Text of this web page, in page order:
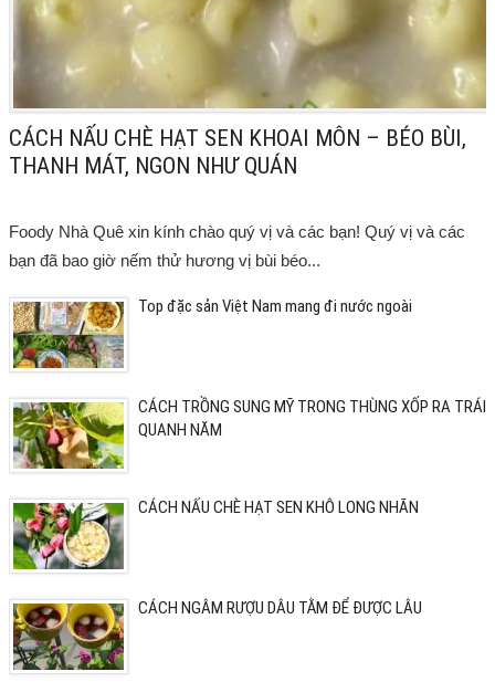
CÁCH NẤU CHÈ HẠT SEN KHOAI MÔN – BÉO BÙI,
THANH MÁT, NGON NHƯ QUÁN
Foody Nhà Quê xin kính chào quý vị và các bạn! Quý vị và các
bạn đã bao giờ nếm thử hương vị bùi béo...
Top đặc sản Việt Nam mang đi nước ngoài
CÁCH TRỒNG SUNG MỸ TRONG THÙNG XỐP RA TRÁI
QUANH NĂM
CÁCH NẤU CHÈ HẠT SEN KHÔ LONG NHÃN
CÁCH NGÂM RƯỢU DÂU TẰM ĐỂ ĐƯỢC LÂU